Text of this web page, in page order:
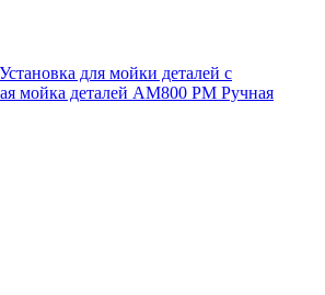
Установка для мойки деталей с
мойка деталей АМ800 РМ Ручная